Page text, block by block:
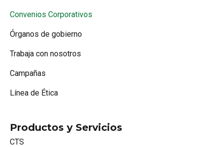
Convenios Corporativos
Órganos de gobierno
Trabaja con nosotros
Campañas
Línea de Ética
Productos y Servicios
CTS